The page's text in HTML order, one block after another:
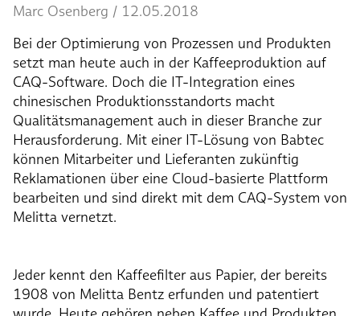
Marc Osenberg / 12.05.2018
Bei der Optimierung von Prozessen und Produkten
setzt man heute auch in der Kaffeeproduktion auf
CAQ-Software. Doch die IT-Integration eines
chinesischen Produktionsstandorts macht
Qualitätsmanagement auch in dieser Branche zur
Herausforderung. Mit einer IT-Lösung von Babtec
können Mitarbeiter und Lieferanten zukünftig
Reklamationen über eine Cloud-basierte Plattform
bearbeiten und sind direkt mit dem CAQ-System von
Melitta vernetzt.
Jeder kennt den Kaffeefilter aus Papier, der bereits
1908 von Melitta Bentz erfunden und patentiert